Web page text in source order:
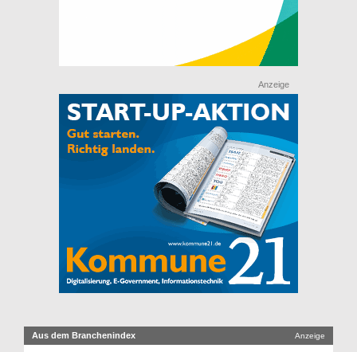
Anzeige
Aus dem Branchenindex Anzeige